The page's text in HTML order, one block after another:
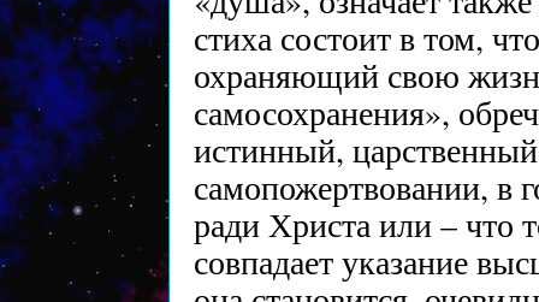
стиха состоит в том,
охраняющий свою
самосохранения»,
истинный,
самопожертвовании, в
ради Христа или – что
совпадает указание